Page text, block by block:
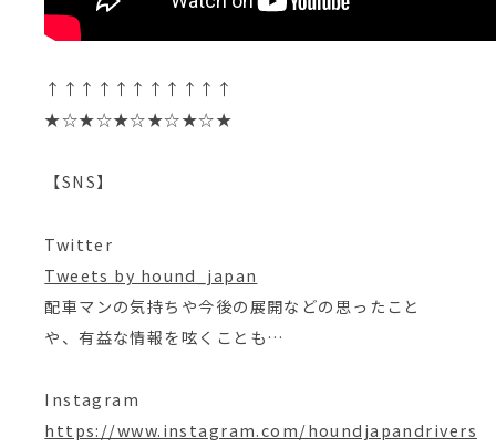
↑↑↑↑↑↑↑↑↑↑↑
★☆★☆★☆★☆★☆★
【SNS】
Twitter
Tweets by hound_japan
配車マンの気持ちや今後の展開などの思ったこと
や、有益な情報を呟くことも…
Instagram
https://www.instagram.com/houndjapandrivers